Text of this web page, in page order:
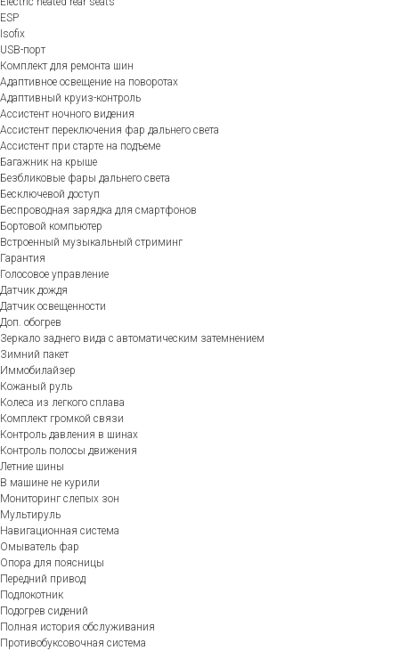
ESP
Isofix
USB-порт
Комплект для ремонта шин
Адаптивное освещение на поворотах
Адаптивный круиз-контроль
Ассистент ночного видения
Ассистент переключения фар дальнего света
Ассистент при старте на подъеме
Багажник на крыше
Безбликовые фары дальнего света
Бесключевой доступ
Беспроводная зарядка для смартфонов
Бортовой компьютер
Встроенный музыкальный стриминг
Гарантия
Голосовое управление
Датчик дождя
Датчик освещенности
Доп. обогрев
Зеркало заднего вида с автоматическим затемнением
Зимний пакет
Иммобилайзер
Кожаный руль
Колеса из легкого сплава
Комплект громкой связи
Контроль давления в шинах
Контроль полосы движения
Летние шины
В машине не курили
Мониторинг слепых зон
Мультируль
Навигационная система
Омыватель фар
Опора для поясницы
Передний привод
Подлокотник
Подогрев сидений
Полная история обслуживания
Противобуксовочная система